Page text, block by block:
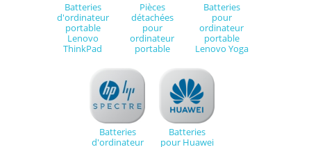
Batteries
d'ordinateur
portable
Lenovo
ThinkPad
Pièces
détachées
pour
ordinateur
portable
Batteries
pour
ordinateur
portable
Lenovo Yoga
Batteries
d'ordinateur
Batteries
pour Huawei